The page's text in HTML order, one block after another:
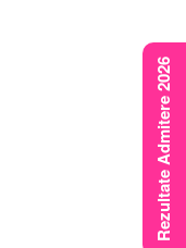
Rezultate Admitere 2026